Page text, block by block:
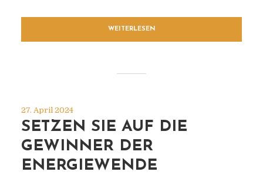
WEITERLESEN
27. April 2024
SETZEN SIE AUF DIE
GEWINNER DER
ENERGIEWENDE